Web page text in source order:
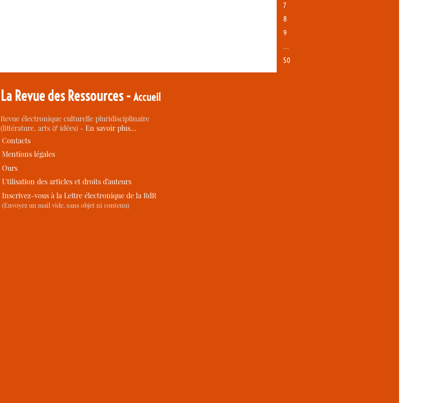
7
8
9
…
50
La Revue des Ressources -Accueil
Revue électronique culturelle pluridisciplinaire
(littérature, arts & idées) -En savoir plus…
Contacts
Mentions légales
Ours
Utilisation des articles et droits d’auteurs
Inscrivez-vous à la Lettre électronique de la RdR
(Envoyez un mail vide, sans objet ni contenu)